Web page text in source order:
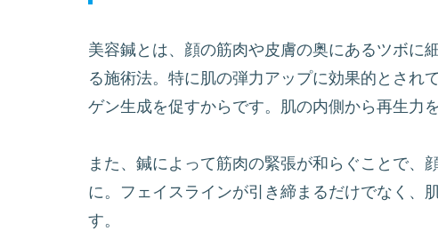
美容鍼とは、顔の筋肉や皮膚の奥にあるツボに
る施術法。特に肌の弾力アップに効果的とされ
ゲン生成を促すからです。肌の内側から再生力
また、鍼によって筋肉の緊張が和らぐことで、
に。フェイスラインが引き締まるだけでなく、
す。